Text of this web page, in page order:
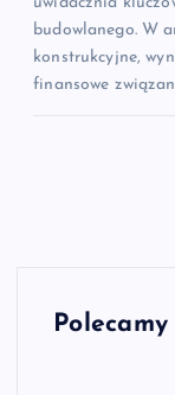
budowlanego. W
konstrukcyjne,
finansowe
Polecamy